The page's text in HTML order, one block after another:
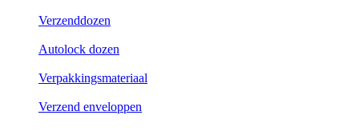
Verzenddozen
Autolock dozen
Verpakkingsmateriaal
Verzend enveloppen